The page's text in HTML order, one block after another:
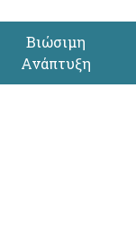
Βιώσιμη
Ανάπτυξη